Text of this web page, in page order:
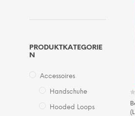
PRODUKTKATEGORIE
N
Accessoires
Handschuhe
Hooded Loops